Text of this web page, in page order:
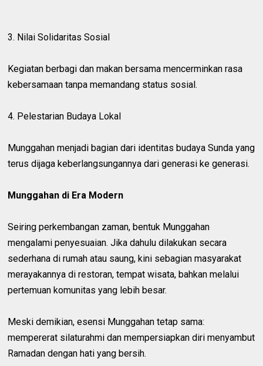
3. Nilai Solidaritas Sosial
Kegiatan berbagi dan makan bersama mencerminkan rasa
kebersamaan tanpa memandang status sosial.
4. Pelestarian Budaya Lokal
Munggahan menjadi bagian dari identitas budaya Sunda yang
terus dijaga keberlangsungannya dari generasi ke generasi.
Munggahan di Era Modern
Seiring perkembangan zaman, bentuk Munggahan
mengalami penyesuaian. Jika dahulu dilakukan secara
sederhana di rumah atau saung, kini sebagian masyarakat
merayakannya di restoran, tempat wisata, bahkan melalui
pertemuan komunitas yang lebih besar.
Meski demikian, esensi Munggahan tetap sama:
mempererat silaturahmi dan mempersiapkan diri menyambut
Ramadan dengan hati yang bersih.